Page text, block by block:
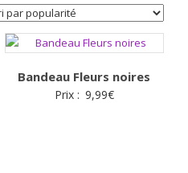
popularité
Bandeau Fleurs noires
Prix : 9,99€